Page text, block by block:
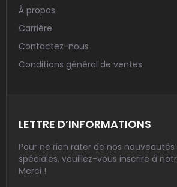
À propos
Carrière
Contactez-nous
Conditions général de ventes
LETTRE D’INFORMATIONS
Pour ne rien rater de nos
spéciales, veuillez-vous inscrire à
Merci !